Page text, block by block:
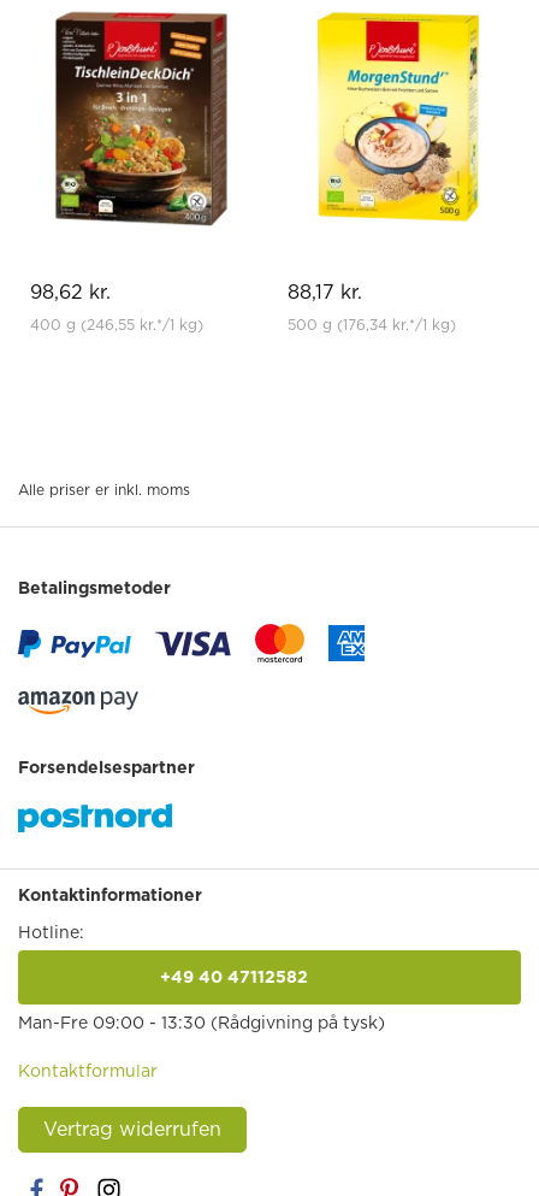
98,62 kr.
400 g (246,55 kr.*/1 kg)
88,17 kr.
500 g (176,34 kr.*/1 kg)
Alle priser er inkl. moms
Betalingsmetoder
Forsendelsespartner
Kontaktinformationer
Hotline:
+49 40 47112582
Man-Fre 09:00 - 13:30 (Rådgivning på tysk)
Kontaktformular
Vertrag widerrufen